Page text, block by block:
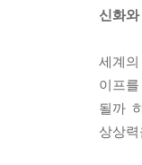
신화
세계
이프
될까
상상